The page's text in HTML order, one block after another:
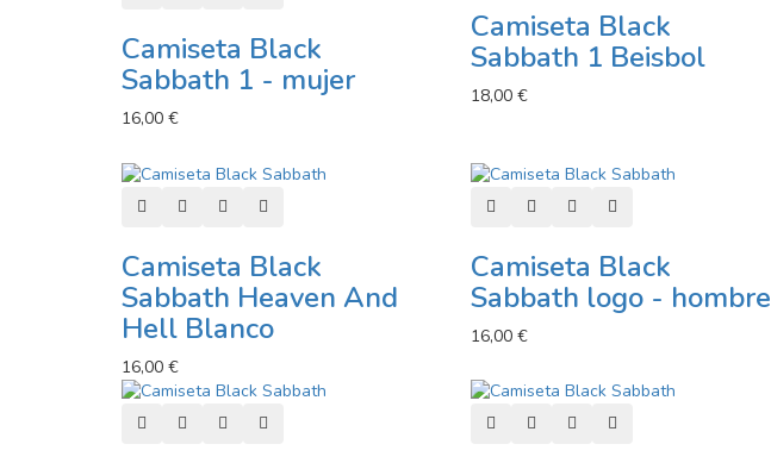
Camiseta Black
Sabbath 1 - mujer
16,00 €
Camiseta Black
Sabbath 1 Beisbol
18,00 €
Añadir al carro
Añadir a lista de deseos
Añadir a comparador
Camiseta Black
Sabbath Heaven And
Hell Blanco
16,00 €
Añadir al carro
Añadir a lista de deseos
Añadir a comparador
Vista rápida
Camiseta Black
Sabbath logo - hombre
16,00 €
Añadir al carro
Añadir a lista de deseos
Añadir a comparador Añadir al carro
Añadir a lista de deseos
Añadir a comparador
Vista rápida